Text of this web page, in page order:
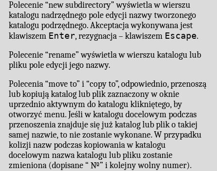
Polecenie “new subdirectory” wyświetla w wierszu
katalogu nadrzędnego pole edycji nazwy tworzonego
katalogu podrzędnego. Akceptacja wykonywana jest
klawiszem Enter, rezygnacja – klawiszem Escape.
Polecenie “rename” wyświetla w wierszu katalogu lub
pliku pole edycji jego nazwy.
Polecenia “move to” i “copy to”, odpowiednio, przenoszą
lub kopiują katalog lub plik zaznaczony w oknie
uprzednio aktywnym do katalogu klikniętego, by
otworzyć menu. Jeśli w katalogu docelowym podczas
przenoszenia znajduje się już katalog lub plik o takiej
samej nazwie, to nie zostanie wykonane. W przypadku
kolizji nazw podczas kopiowania w katalogu
docelowym nazwa katalogu lub pliku zostanie
zmieniona (dopisane “ №” i kolejny wolny numer).